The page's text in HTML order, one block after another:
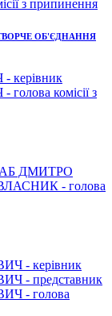
з припинення
ОБ'ЄДНАННЯ
комісії з
ДМИТРО
- голова
- керівник
- представник
- голова